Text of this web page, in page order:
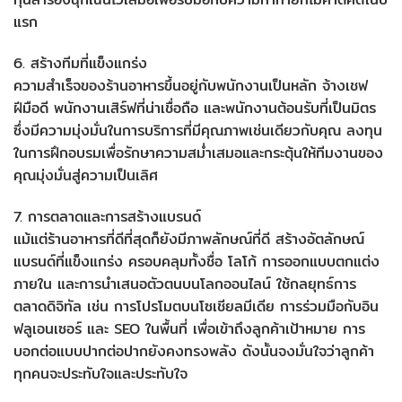
แรก
6. สร้างทีมที่แข็งแกร่ง
ความสำเร็จของร้านอาหารขึ้นอยู่กับพนักงานเป็นหลัก จ้างเชฟ
ฝีมือดี พนักงานเสิร์ฟที่น่าเชื่อถือ และพนักงานต้อนรับที่เป็นมิตร
ซึ่งมีความมุ่งมั่นในการบริการที่มีคุณภาพเช่นเดียวกับคุณ ลงทุน
ในการฝึกอบรมเพื่อรักษาความสม่ำเสมอและกระตุ้นให้ทีมงานของ
คุณมุ่งมั่นสู่ความเป็นเลิศ
7. การตลาดและการสร้างแบรนด์
แม้แต่ร้านอาหารที่ดีที่สุดก็ยังมีภาพลักษณ์ที่ดี สร้างอัตลักษณ์
แบรนด์ที่แข็งแกร่ง ครอบคลุมทั้งชื่อ โลโก้ การออกแบบตกแต่ง
ภายใน และการนำเสนอตัวตนบนโลกออนไลน์ ใช้กลยุทธ์การ
ตลาดดิจิทัล เช่น การโปรโมตบนโซเชียลมีเดีย การร่วมมือกับอิน
ฟลูเอนเซอร์ และ SEO ในพื้นที่ เพื่อเข้าถึงลูกค้าเป้าหมาย การ
บอกต่อแบบปากต่อปากยังคงทรงพลัง ดังนั้นจงมั่นใจว่าลูกค้า
ทุกคนจะประทับใจและประทับใจ